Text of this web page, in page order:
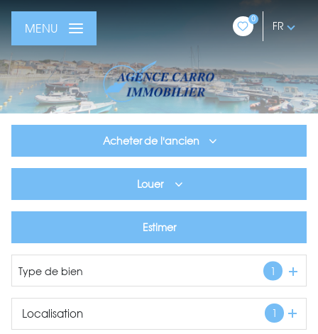
0
FR
MENU
Acheterde l'ancien
Louer
Estimer
Type de bien 1
1
Localisation